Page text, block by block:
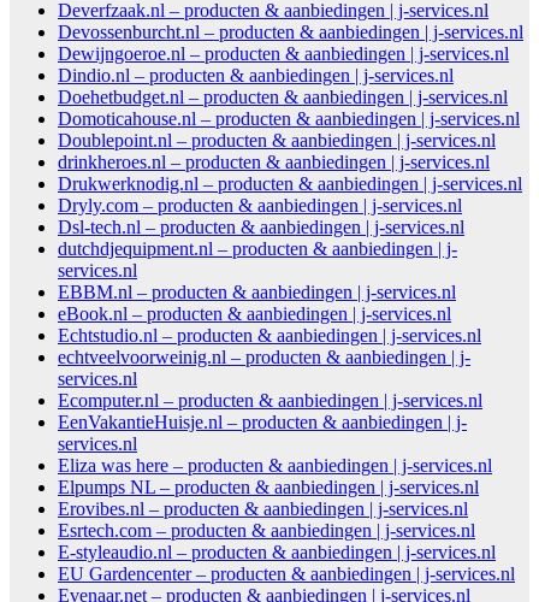
Deverfzaak.nl – producten & aanbiedingen | j-services.nl
Devossenburcht.nl – producten & aanbiedingen | j-services.nl
Dewijngoeroe.nl – producten & aanbiedingen | j-services.nl
Dindio.nl – producten & aanbiedingen | j-services.nl
Doehetbudget.nl – producten & aanbiedingen | j-services.nl
Domoticahouse.nl – producten & aanbiedingen | j-services.nl
Doublepoint.nl – producten & aanbiedingen | j-services.nl
drinkheroes.nl – producten & aanbiedingen | j-services.nl
Drukwerknodig.nl – producten & aanbiedingen | j-services.nl
Dryly.com – producten & aanbiedingen | j-services.nl
Dsl-tech.nl – producten & aanbiedingen | j-services.nl
dutchdjequipment.nl – producten & aanbiedingen | j-
services.nl
EBBM.nl – producten & aanbiedingen | j-services.nl
eBook.nl – producten & aanbiedingen | j-services.nl
Echtstudio.nl – producten & aanbiedingen | j-services.nl
echtveelvoorweinig.nl – producten & aanbiedingen | j-
services.nl
Ecomputer.nl – producten & aanbiedingen | j-services.nl
EenVakantieHuisje.nl – producten & aanbiedingen | j-
services.nl
Eliza was here – producten & aanbiedingen | j-services.nl
Elpumps NL – producten & aanbiedingen | j-services.nl
Erovibes.nl – producten & aanbiedingen | j-services.nl
Esrtech.com – producten & aanbiedingen | j-services.nl
E-styleaudio.nl – producten & aanbiedingen | j-services.nl
EU Gardencenter – producten & aanbiedingen | j-services.nl
Evenaar.net – producten & aanbiedingen | j-services.nl